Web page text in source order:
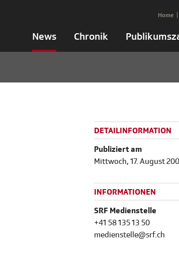
News Chronik
Home
DETAILINFORMATION
Publiziert am
Mittwoch, 17. August
INFORMATIONEN
SRF Medienstelle
+41 58 135 13 50
medienstelle@srf.ch